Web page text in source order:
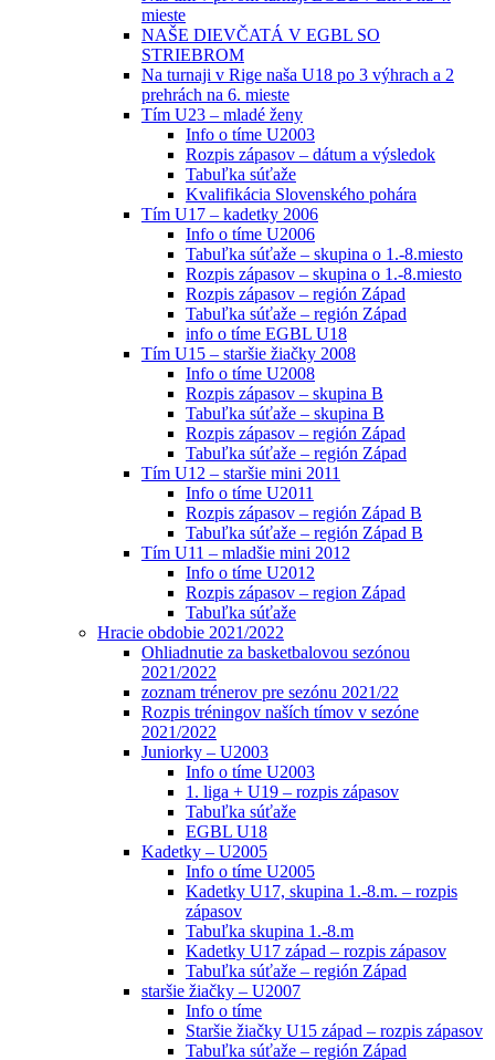
mieste
NAŠE DIEVČATÁ V EGBL SO
STRIEBROM
Na turnaji v Rige naša U18 po 3 výhrach a 2
prehrách na 6. mieste
Tím U23 – mladé ženy
Info o tíme U2003
Rozpis zápasov – dátum a výsledok
Tabuľka súťaže
Kvalifikácia Slovenského pohára
Tím U17 – kadetky 2006
Info o tíme U2006
Tabuľka súťaže – skupina o 1.-8.miesto
Rozpis zápasov – skupina o 1.-8.miesto
Rozpis zápasov – región Západ
Tabuľka súťaže – región Západ
info o tíme EGBL U18
Tím U15 – staršie žiačky 2008
Info o tíme U2008
Rozpis zápasov – skupina B
Tabuľka súťaže – skupina B
Rozpis zápasov – región Západ
Tabuľka súťaže – región Západ
Tím U12 – staršie mini 2011
Info o tíme U2011
Rozpis zápasov – región Západ B
Tabuľka súťaže – región Západ B
Tím U11 – mladšie mini 2012
Info o tíme U2012
Rozpis zápasov – region Západ
Tabuľka súťaže
Hracie obdobie 2021/2022
Ohliadnutie za basketbalovou sezónou
2021/2022
zoznam trénerov pre sezónu 2021/22
Rozpis tréningov naších tímov v sezóne
2021/2022
Juniorky – U2003
Info o tíme U2003
1. liga + U19 – rozpis zápasov
Tabuľka súťaže
EGBL U18
Kadetky – U2005
Info o tíme U2005
Kadetky U17, skupina 1.-8.m. – rozpis
zápasov
Tabuľka skupina 1.-8.m
Kadetky U17 západ – rozpis zápasov
Tabuľka súťaže – región Západ
staršie žiačky – U2007
Info o tíme
Staršie žiačky U15 západ – rozpis zápasov
Tabuľka súťaže – región Západ